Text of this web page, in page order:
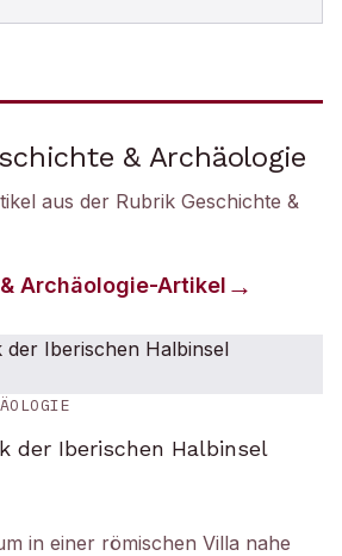
& Archäologie
aus der Rubrik Geschichte &
Archäologie-Artikel
der Iberischen Halbinsel
in einer römischen Villa nahe